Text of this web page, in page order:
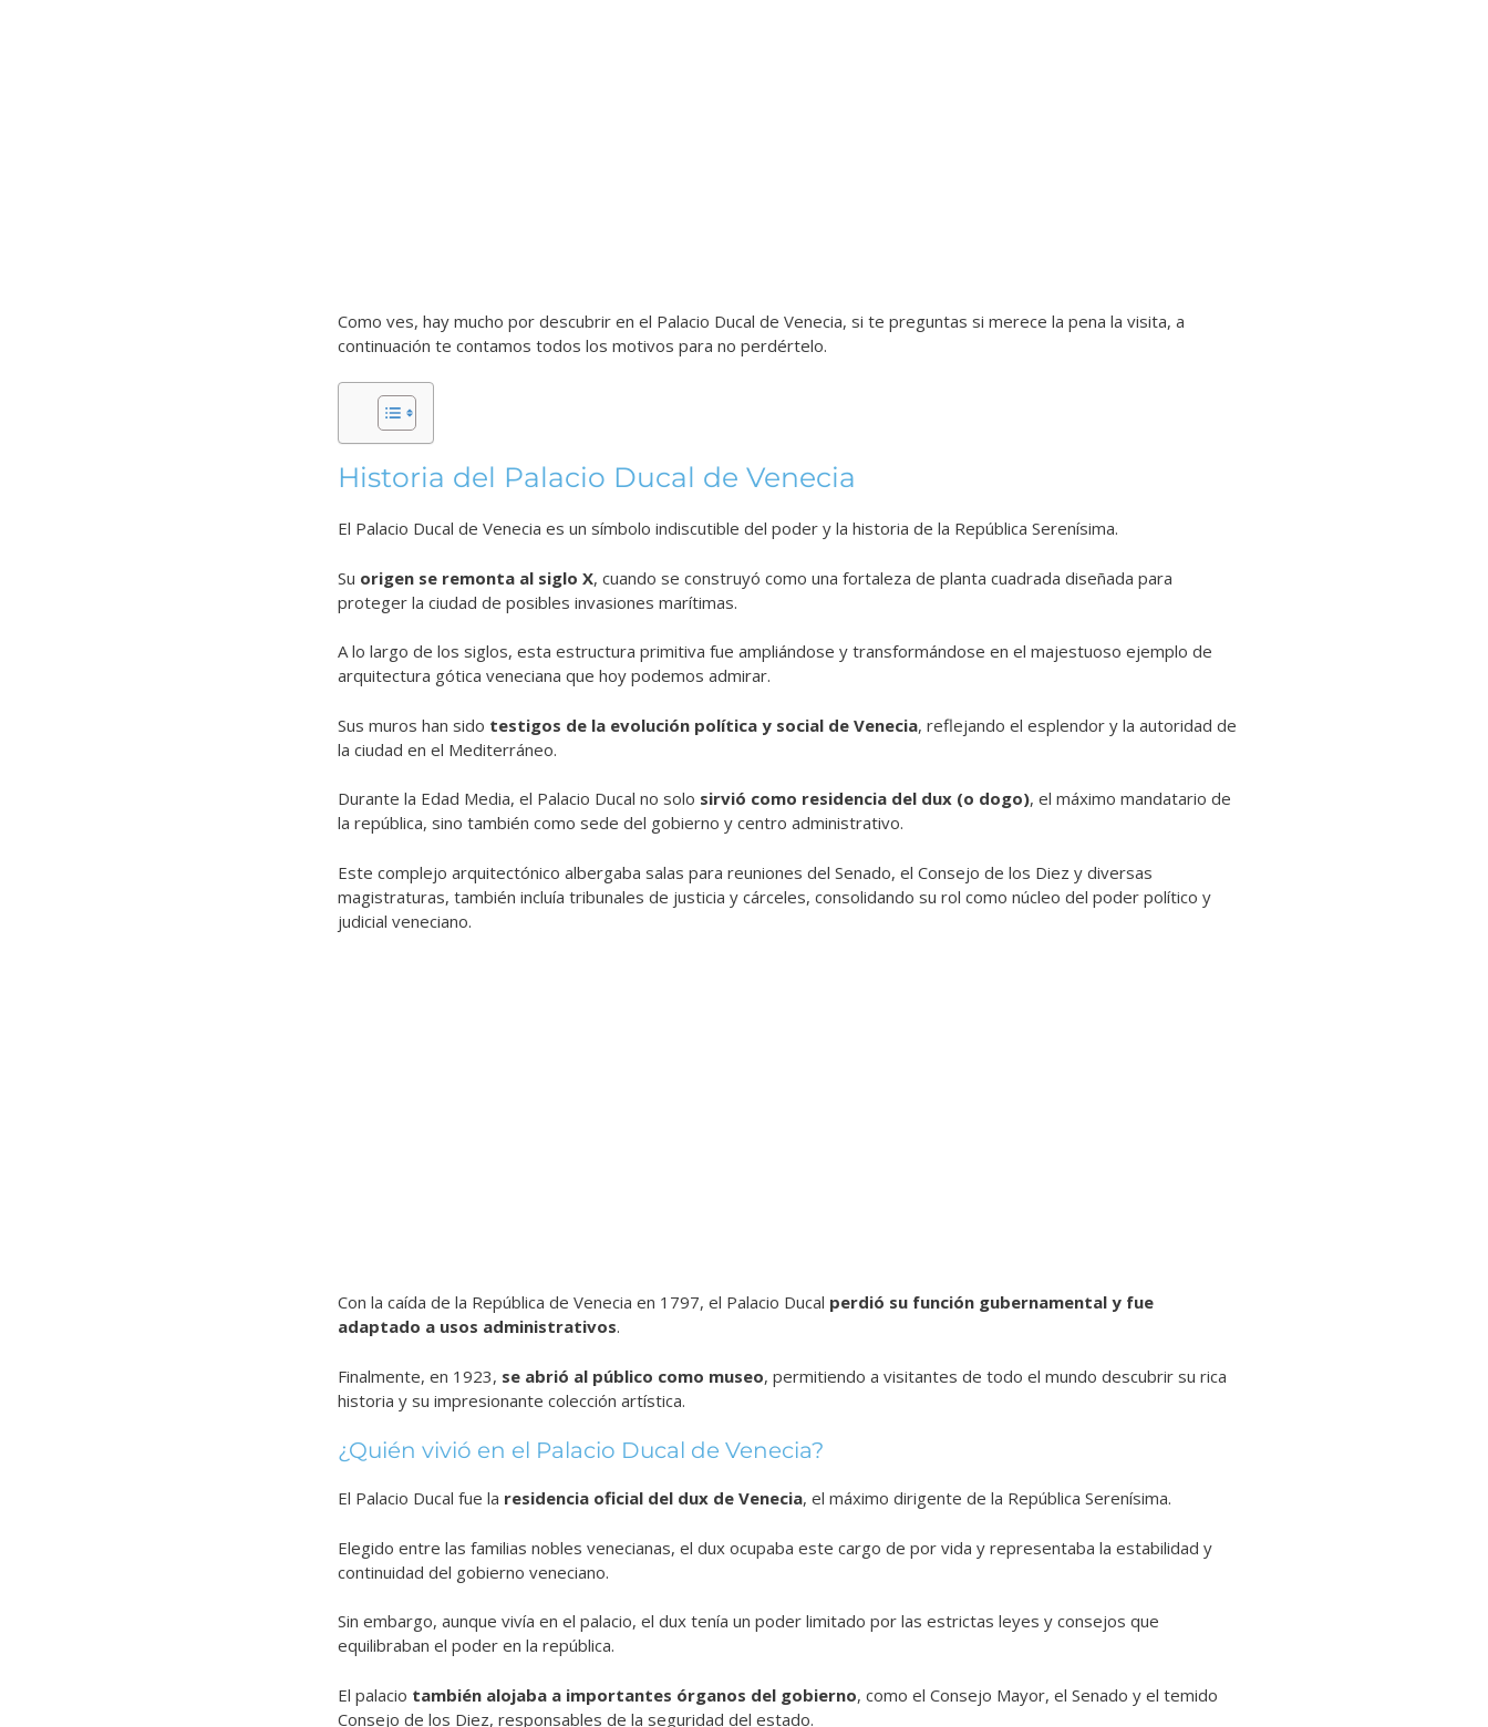
Como ves, hay mucho por descubrir en el Palacio Ducal de Venecia, si te preguntas si merece la pena la visita, a
continuación te contamos todos los motivos para no perdértelo.
Historia del Palacio Ducal de Venecia
El Palacio Ducal de Venecia es un símbolo indiscutible del poder y la historia de la República Serenísima.
Su origen se remonta al siglo X, cuando se construyó como una fortaleza de planta cuadrada diseñada para
proteger la ciudad de posibles invasiones marítimas.
A lo largo de los siglos, esta estructura primitiva fue ampliándose y transformándose en el majestuoso ejemplo de
arquitectura gótica veneciana que hoy podemos admirar.
Sus muros han sido testigos de la evolución política y social de Venecia, reflejando el esplendor y la autoridad de
la ciudad en el Mediterráneo.
Durante la Edad Media, el Palacio Ducal no solo sirvió como residencia del dux (o dogo), el máximo mandatario de
la república, sino también como sede del gobierno y centro administrativo.
Este complejo arquitectónico albergaba salas para reuniones del Senado, el Consejo de los Diez y diversas
magistraturas, también incluía tribunales de justicia y cárceles, consolidando su rol como núcleo del poder político y
judicial veneciano.
Con la caída de la República de Venecia en 1797, el Palacio Ducal perdió su función gubernamental y fue
adaptado a usos administrativos.
Finalmente, en 1923, se abrió al público como museo, permitiendo a visitantes de todo el mundo descubrir su rica
historia y su impresionante colección artística.
¿Quién vivió en el Palacio Ducal de Venecia?
El Palacio Ducal fue la residencia oficial del dux de Venecia, el máximo dirigente de la República Serenísima.
Elegido entre las familias nobles venecianas, el dux ocupaba este cargo de por vida y representaba la estabilidad y
continuidad del gobierno veneciano.
Sin embargo, aunque vivía en el palacio, el dux tenía un poder limitado por las estrictas leyes y consejos que
equilibraban el poder en la república.
El palacio también alojaba a importantes órganos del gobierno, como el Consejo Mayor, el Senado y el temido
Consejo de los Diez, responsables de la seguridad del estado.